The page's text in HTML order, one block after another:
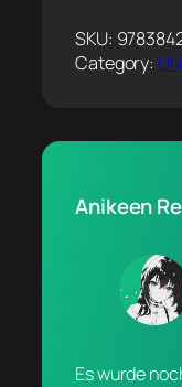
SKU:
Category:
Anikeen
Es wurde